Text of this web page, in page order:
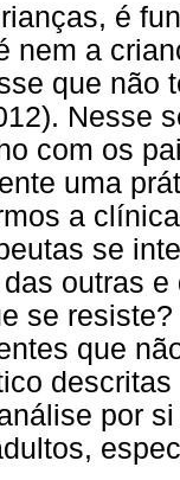
é
nem a
que não
Nesse
com os
uma
a
se
outras
se
que
por